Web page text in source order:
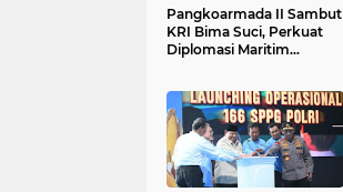
Pangkoarmada II Sambut
KRI Bima Suci, Perkuat
Diplomasi Maritim